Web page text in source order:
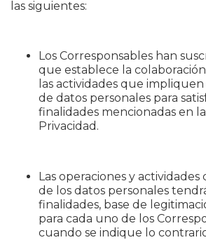
las siguientes:
Los Corresponsables han
que establece la
las actividades que
de datos personales para
finalidades mencionadas en
Privacidad.
Las operaciones y
de los datos personales
finalidades, base de
para cada uno de los
cuando se indique lo